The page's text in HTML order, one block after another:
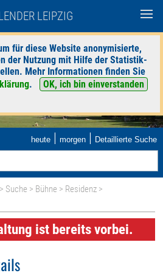
LEIPZIG
für diese Website anonymisierte,
der Nutzung mit Hilfe der Statistik-
Mehr Informationen finden Sie
.
OK, ich bin einverstanden
heute | morgen | Detaillierte Suche
> Suche > Bühne > Residenz >
ist bereits vorbei.